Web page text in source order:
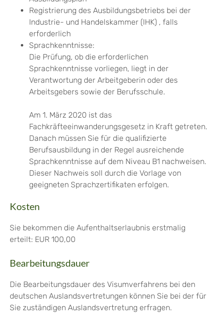
Registrierung des Ausbildungsbetriebs bei der
Industrie- und Handelskammer (IHK) , falls
erforderlich
Sprachkenntnisse:
Die Prüfung, ob die erforderlichen
Sprachkenntnisse vorliegen, liegt in der
Verantwortung der Arbeitgeberin oder des
Arbeitsgebers sowie der Berufsschule.
Am 1. März 2020 ist das
Fachkräfteeinwanderungsgesetz in Kraft getreten.
Danach müssen Sie für die qualifizierte
Berufsausbildung in der Regel ausreichende
Sprachkenntnisse auf dem Niveau B1 nachweisen.
Dieser Nachweis soll durch die Vorlage von
geeigneten Sprachzertifikaten erfolgen.
Kosten
Sie bekommen die Aufenthaltserlaubnis erstmalig
erteilt: EUR 100,00
Bearbeitungsdauer
Die Bearbeitungsdauer des Visumverfahrens bei den
deutschen Auslandsvertretungen können Sie bei der für
Sie zuständigen Auslandsvertretung erfragen.